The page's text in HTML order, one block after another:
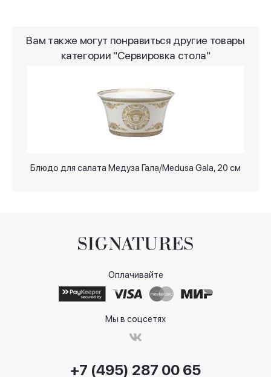
Вам также могут понравиться другие товары
категории "Сервировка стола"
Блюдо для салата Медуза Гала/Medusa Gala, 20 см
Оплачивайте
Мы в соцсетях
+7 (495) 287 00 65